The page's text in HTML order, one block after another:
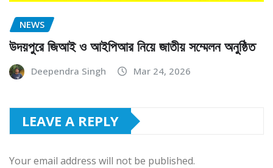
NEWS
উদয়পুরে জিআই ও আইপিআর নিয়ে জাতীয় সম্মেলন অনুষ্ঠিত
Deependra Singh Mar 24, 2026
LEAVE A REPLY
Your email address will not be published.